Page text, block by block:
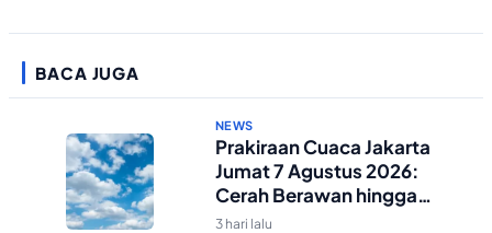
BACA JUGA
NEWS
Prakiraan Cuaca Jakarta
Jumat 7 Agustus 2026:
Cerah Berawan hingga
Malam
3 hari lalu